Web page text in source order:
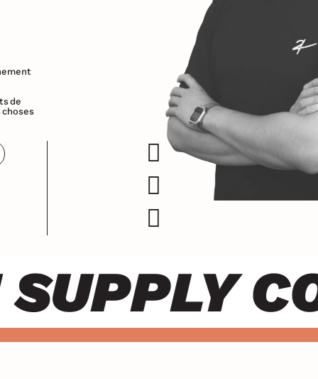
de
choses
CO.